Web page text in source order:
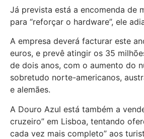
Já prevista está a encomenda de
para “reforçar o hardware”, ele
A empresa deverá facturar este
euros, e prevê atingir os 35
de dois anos, com o aumento do
sobretudo norte-americanos,
e alemães.
A Douro Azul está também a
cruzeiro” em Lisboa, tentando
cada vez mais completo” aos